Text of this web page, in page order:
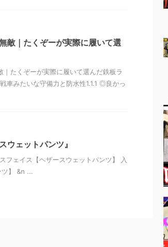
敵｜たくぞーが実際に履いて選
たくぞーが実際に履いて選んだ鉄板ラ
車みたいな守備力と防水性1.1.1 ◎良かっ
ウェットパンツ』
ェイス【ヘザースウェットパンツ】 入
】 &n ...